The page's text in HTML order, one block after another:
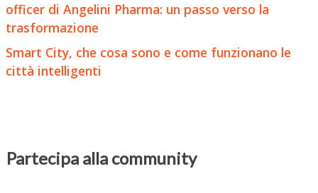
officer di Angelini Pharma: un passo verso la
trasformazione
Smart City, che cosa sono e come funzionano le
città intelligenti
Partecipa alla community